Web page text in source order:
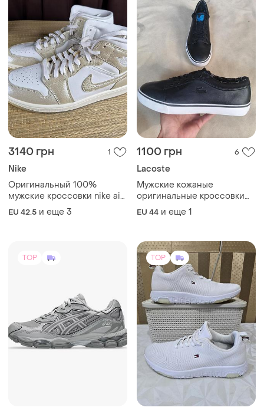
3140 грн 1
Nike
Оригинальный 100%
мужские кроссовки nike air
jordan 1 mid se metallic team
gold(размеры:42,5-27,5см
EU 42.5 и еще 3
1100 грн 6
Lacoste
Мужские кожаные
оригинальные кроссовки
кеды lacoste
EU 44 и еще 1
TOP TOP